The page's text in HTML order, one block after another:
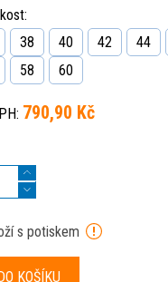
38 40 42 44
58 60
790,90 Kč
s potiskem